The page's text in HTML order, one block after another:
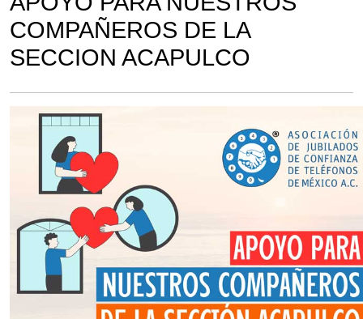
COMPAÑEROS DE LA
SECCION ACAPULCO